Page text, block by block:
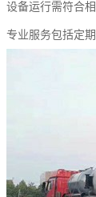
设备运行需符合相
专业服务包括定